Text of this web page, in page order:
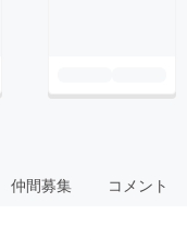
仲間募集 コメント